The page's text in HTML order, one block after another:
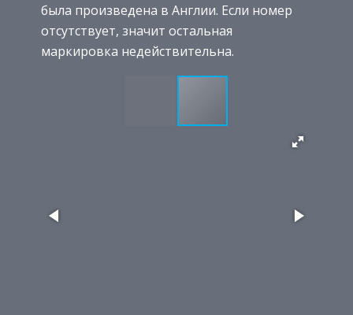
была произведена в Англии. Если номер
отсутствует, значит остальная
маркировка недействительна.